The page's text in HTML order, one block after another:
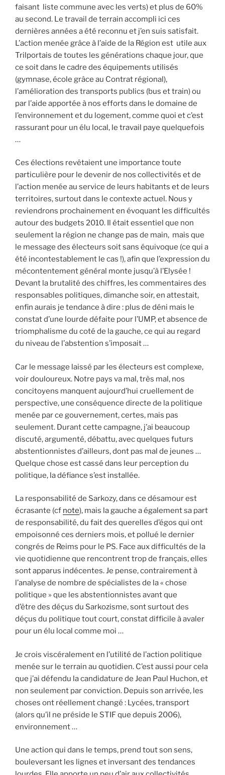
faisant liste commune avec les verts) et plus de 60%
au second. Le travail de terrain accompli ici ces
dernières années a été reconnu et j’en suis satisfait.
L’action menée grâce à l’aide de la Région est utile aux
Trilportais de toutes les générations chaque jour, que
ce soit dans le cadre des équipements utilisés
(gymnase, école grâce au Contrat régional),
l’amélioration des transports publics (bus et train) ou
par l’aide apportée à nos efforts dans le domaine de
l’environnement et du logement, comme quoi et c’est
rassurant pour un élu local, le travail paye quelquefois
…
Ces élections revêtaient une importance toute
particulière pour le devenir de nos collectivités et de
l’action menée au service de leurs habitants et de leurs
territoires, surtout dans le contexte actuel. Nous y
reviendrons prochainement en évoquant les difficultés
autour des budgets 2010. Il était essentiel que non
seulement la région ne change pas de main, mais que
le message des électeurs soit sans équivoque (ce qui a
été incontestablement le cas !), afin que l’expression du
mécontentement général monte jusqu’à l’Elysée !
Devant la brutalité des chiffres, les commentaires des
responsables politiques, dimanche soir, en attestait,
enfin aurais je tendance à dire : plus de déni mais le
constat d’une lourde défaite pour l’UMP, et absence de
triomphalisme du coté de la gauche, ce qui au regard
du niveau de l’abstention s’imposait …
Car le message laissé par les électeurs est complexe,
voir douloureux. Notre pays va mal, très mal, nos
concitoyens manquent aujourd’hui cruellement de
perspective, une conséquence directe de la politique
menée par ce gouvernement, certes, mais pas
seulement. Durant cette campagne, j’ai beaucoup
discuté, argumenté, débattu, avec quelques futurs
abstentionnistes d’ailleurs, dont pas mal de jeunes …
Quelque chose est cassé dans leur perception du
politique, la défiance s’est installée.
La responsabilité de Sarkozy, dans ce désamour est
écrasante (cf note), mais la gauche a également sa part
de responsabilité, du fait des querelles d’égos qui ont
empoisonné ces derniers mois, et pollué le dernier
congrés de Reims pour le PS. Face aux difficultés de la
vie quotidienne que rencontrent trop de français, elles
sont apparus indécentes. Je pense, contrairement à
l’analyse de nombre de spécialistes de la « chose
politique » que les abstentionnistes avant que
d’être des déçus du Sarkozisme, sont surtout des
déçus du politique tout court, constat difficile à avaler
pour un élu local comme moi …
Je crois viscéralement en l’utilité de l’action politique
menée sur le terrain au quotidien. C’est aussi pour cela
que j’ai défendu la candidature de Jean Paul Huchon, et
non seulement par conviction. Depuis son arrivée, les
choses ont réellement changé : Lycées, transport
(alors qu’il ne préside le STIF que depuis 2006),
environnement …
Une action qui dans le temps, prend tout son sens,
bouleversant les lignes et inversant des tendances